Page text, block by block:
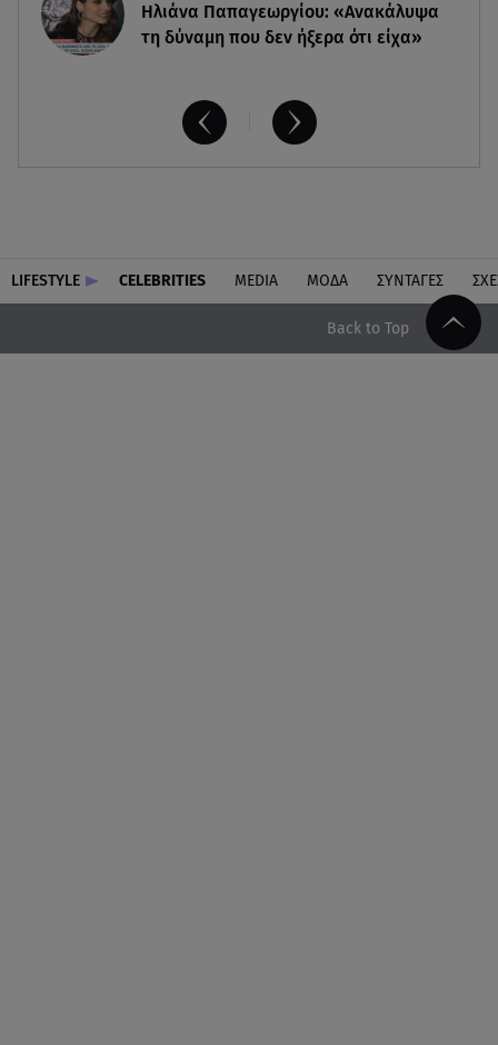
Ηλιάνα Παπαγεωργίου: «Ανακάλυψα
τη δύναμη που δεν ήξερα ότι είχα»
LIFESTYLE CELEBRITIES MEDIA ΜΟΔΑ ΣΥΝΤΑΓΕΣ
Back to Top